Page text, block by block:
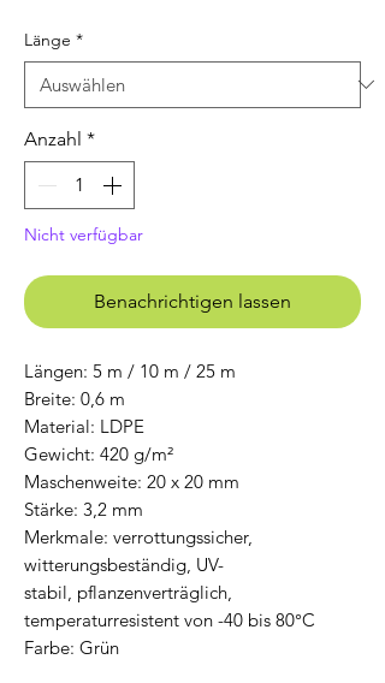
Länge *
Anzahl *
Nicht verfügbar
Benachrichtigen lassen
Längen: 5 m / 10 m / 25 m
Breite: 0,6 m
Material: LDPE
Gewicht: 420 g/m²
Maschenweite: 20 x 20 mm
Stärke: 3,2 mm
Merkmale: verrottungssicher,
witterungsbeständig, UV-
stabil, pflanzenverträglich,
temperaturresistent von -40 bis 80°C
Farbe: Grün